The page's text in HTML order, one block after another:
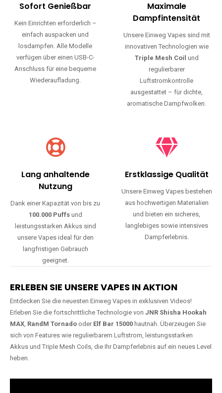
Sofort Genießbar
Kein Einrichten erforderlich –
einfach auspacken und
losdampfen. Alle Modelle
verfügen über einen USB-C-
Anschluss für eine bequeme
Wiederaufladung.
Maximale
Dampfintensität
Unsere Einweg Vapes sind mit
innovativen Technologien wie
Triple Mesh Coil und
regulierbarer
Luftstromkontrolle
ausgestattet – für dichte,
aromatische Dampfwolken.
Lang anhaltende
Nutzung
Dank einer Kapazität von bis zu
100.000 Puffsund
leistungsstarken Akkus sind
unsere Vapes ideal für den
langfristigen Gebrauch
geeignet.
Erstklassige Qualität
Unsere Einweg Vapes bestehen
aus hochwertigen Materialien
und bieten ein sicheres,
langlebiges sowie intensives
Dampferlebnis.
ERLEBEN SIE UNSERE VAPES IN AKTION
Entdecken Sie die neuesten Einweg Vapes in exklusiven Videos!
Erleben Sie die fortschrittliche Technologie von JNR Shisha Hookah
MAX, RandM Tornado oder Elf Bar 15000 hautnah. Überzeugen Sie
sich von Features wie regulierbarem Luftstrom, leistungsstarken
Akkus und Triple Mesh Coils, die Ihr Dampferlebnis auf ein neues Level
heben.